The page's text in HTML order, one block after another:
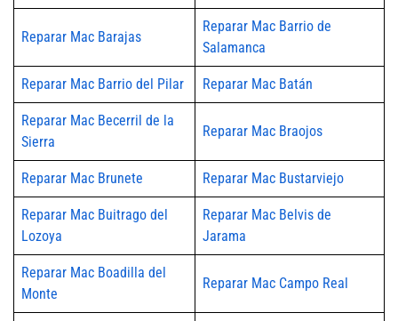
Reparar Mac Barajas
Reparar Mac Barrio de
Salamanca
Reparar Mac Barrio del Pilar Reparar Mac Batán
Reparar Mac Becerril de la
Sierra
Reparar Mac Braojos
Reparar Mac Brunete Reparar Mac Bustarviejo
Reparar Mac Buitrago del
Lozoya
Reparar Mac Belvis de
Jarama
Reparar Mac Boadilla del
Monte
Reparar Mac Campo Real